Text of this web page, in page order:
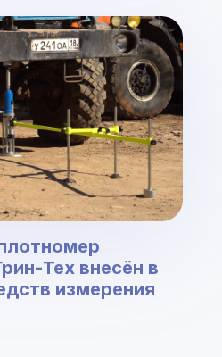
Тех внесён в
измерения